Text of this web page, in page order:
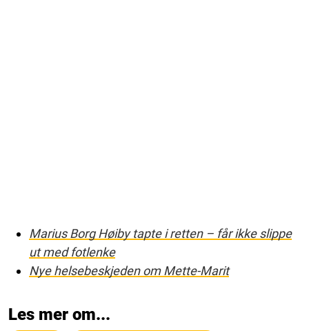
Marius Borg Høiby tapte i retten – får ikke slippe
ut med fotlenke
Nye helsebeskjeden om Mette-Marit
Les mer om...